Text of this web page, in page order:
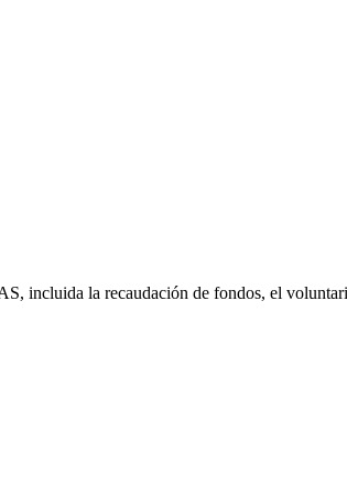
incluida la recaudación de fondos, el